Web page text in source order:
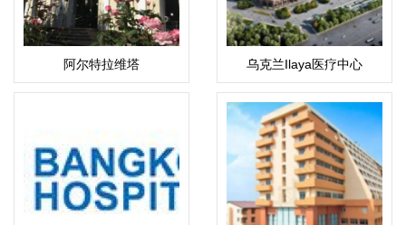
阿尔特拉维塔 乌克兰Ilaya医疗中心